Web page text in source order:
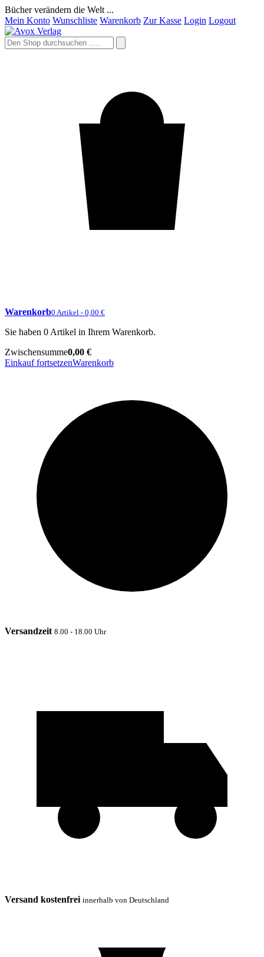
Bücher verändern die Welt ...
Mein Konto Wunschliste Warenkorb Zur Kasse Login Logout
Warenkorb0 Artikel - 0,00 €
Sie haben 0 Artikel in Ihrem Warenkorb.
Zwischensumme0,00 €
Einkauf fortsetzenWarenkorb
Versandzeit 8.00 - 18.00 Uhr
Versand kostenfrei innerhalb von Deutschland